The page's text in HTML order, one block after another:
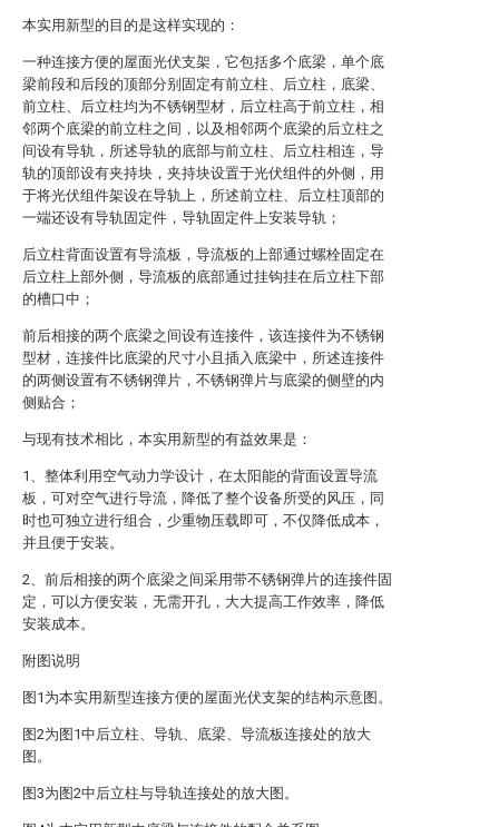
本实用新型的目的是这样实现的：
一种连接方便的屋面光伏支架，它包括多个底梁，单个底
梁前段和后段的顶部分别固定有前立柱、后立柱，底梁、
前立柱、后立柱均为不锈钢型材，后立柱高于前立柱，相
邻两个底梁的前立柱之间，以及相邻两个底梁的后立柱之
间设有导轨，所述导轨的底部与前立柱、后立柱相连，导
轨的顶部设有夹持块，夹持块设置于光伏组件的外侧，用
于将光伏组件架设在导轨上，所述前立柱、后立柱顶部的
一端还设有导轨固定件，导轨固定件上安装导轨；
后立柱背面设置有导流板，导流板的上部通过螺栓固定在
后立柱上部外侧，导流板的底部通过挂钩挂在后立柱下部
的槽口中；
前后相接的两个底梁之间设有连接件，该连接件为不锈钢
型材，连接件比底梁的尺寸小且插入底梁中，所述连接件
的两侧设置有不锈钢弹片，不锈钢弹片与底梁的侧壁的内
侧贴合；
与现有技术相比，本实用新型的有益效果是：
1、整体利用空气动力学设计，在太阳能的背面设置导流
板，可对空气进行导流，降低了整个设备所受的风压，同
时也可独立进行组合，少重物压载即可，不仅降低成本，
并且便于安装。
2、前后相接的两个底梁之间采用带不锈钢弹片的连接件固
定，可以方便安装，无需开孔，大大提高工作效率，降低
安装成本。
附图说明
图1为本实用新型连接方便的屋面光伏支架的结构示意图。
图2为图1中后立柱、导轨、底梁、导流板连接处的放大
图。
图3为图2中后立柱与导轨连接处的放大图。